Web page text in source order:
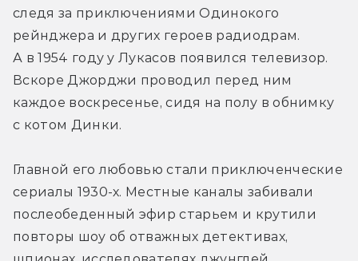
следя за приключениями Одинокого
рейнджера и других героев радиодрам.
А в 1954 году у Лукасов появился телевизор.
Вскоре Джорджи проводил перед ним
каждое воскресенье, сидя на полу в обнимку
с котом Динки.
Главной его любовью стали приключенческие
сериалы 1930-х. Местные каналы забивали
послеобеденный эфир старьем и крутили
повторы шоу об отважных детективах,